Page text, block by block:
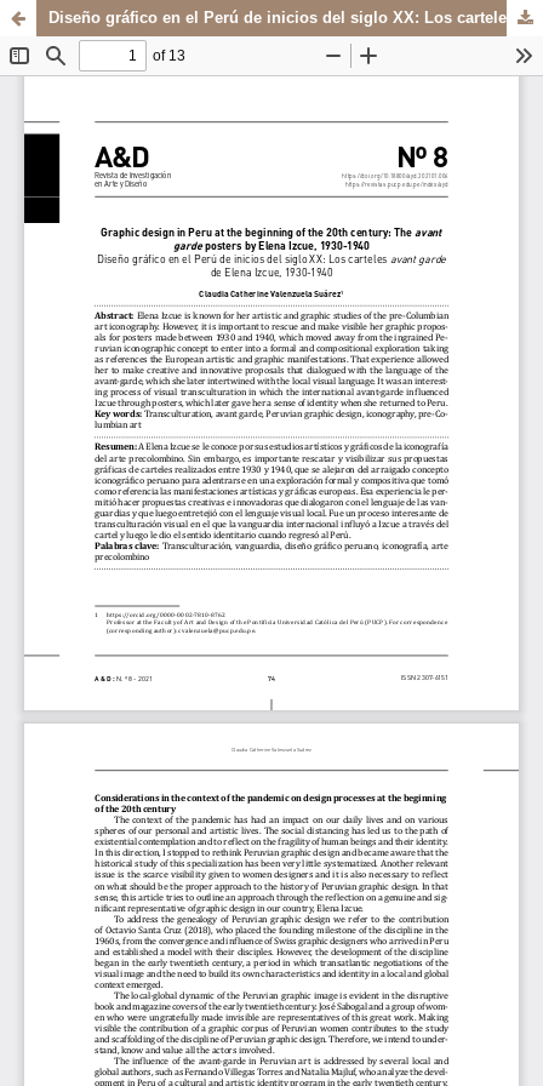
Sistema de
Bibliotecas
Departamento de
Arte y Diseño
Diseño gráfico en el Perú de inicios del siglo XX: Los carteles avant garde de Elena Izcue, 1930-1940